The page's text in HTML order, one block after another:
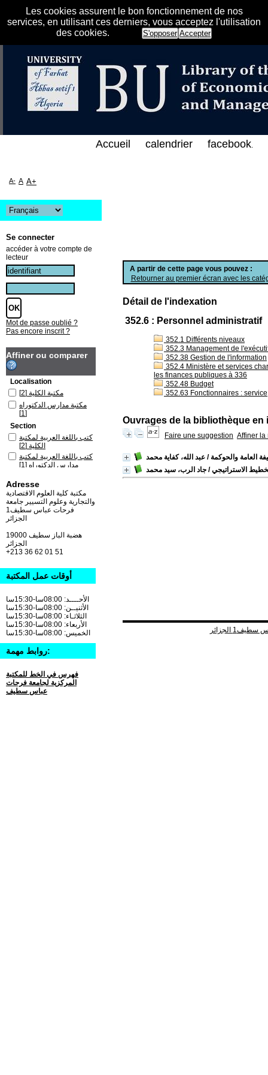
Les cookies assurent le bon fonctionnement de nos
services, en utilisant ces derniers, vous acceptez l'utilisation
des cookies.
S'opposer Accepter
الإلكتروني على الخط المباشر لمكتبة كلية
A partir de cette page vous pouvez :
Retourner au premier écran avec les
Détail de l'indexation
352.6 : Personnel administratif
352.1 Différents niveaux
352.3 Management de
352.38 Gestion de l'information
352.4 Ministère et services
les finances publiques à 336
352.48 Budget
352.63 Fonctionnaires :
Ouvrages de la bibliothèque en
Faire une suggestion Affiner la
العامة والحوكمة / عبد الله، كفاية محمد
الاستراتيجي/ جاد الرب، سيد محمد
Accueil calendrier facebook.
A- A A+
Se connecter
accéder à votre compte de
lecteur
Mot de passe oublié ?
Pas encore inscrit ?
Affiner ou comparer
Localisation
مكتبة الكلية [2]
مكتبة مدارس الدكتوراه
[1]
Section
كتب باللغة العربية لمكتبة
الكلية [2]
كتب باللغة العربية لمكتبة
مدارس الدكتوراه [1]
Adresse
مكتبة كلية العلوم الاقتصادية
والتجارية وعلوم التسيير جامعة
فرحات عباس سطيف1
الجزائر
19000 هضبة الباز سطيف
+213 36 62 01 51
أوقات عمل المكتبة
الأحــــد: 08:00سا-15:30سا
الأثنيــن: 08:00سا-15:30سا
الثلاثـاء: 08:00سا-15:30سا
الأربعاء: 08:00سا-15:30سا
الخميس: 08:00سا-15:30سا
روابط مهمة:
فهرس في الخط للمكتبة
المركزية لجامعة فرحات
عباس سطيف